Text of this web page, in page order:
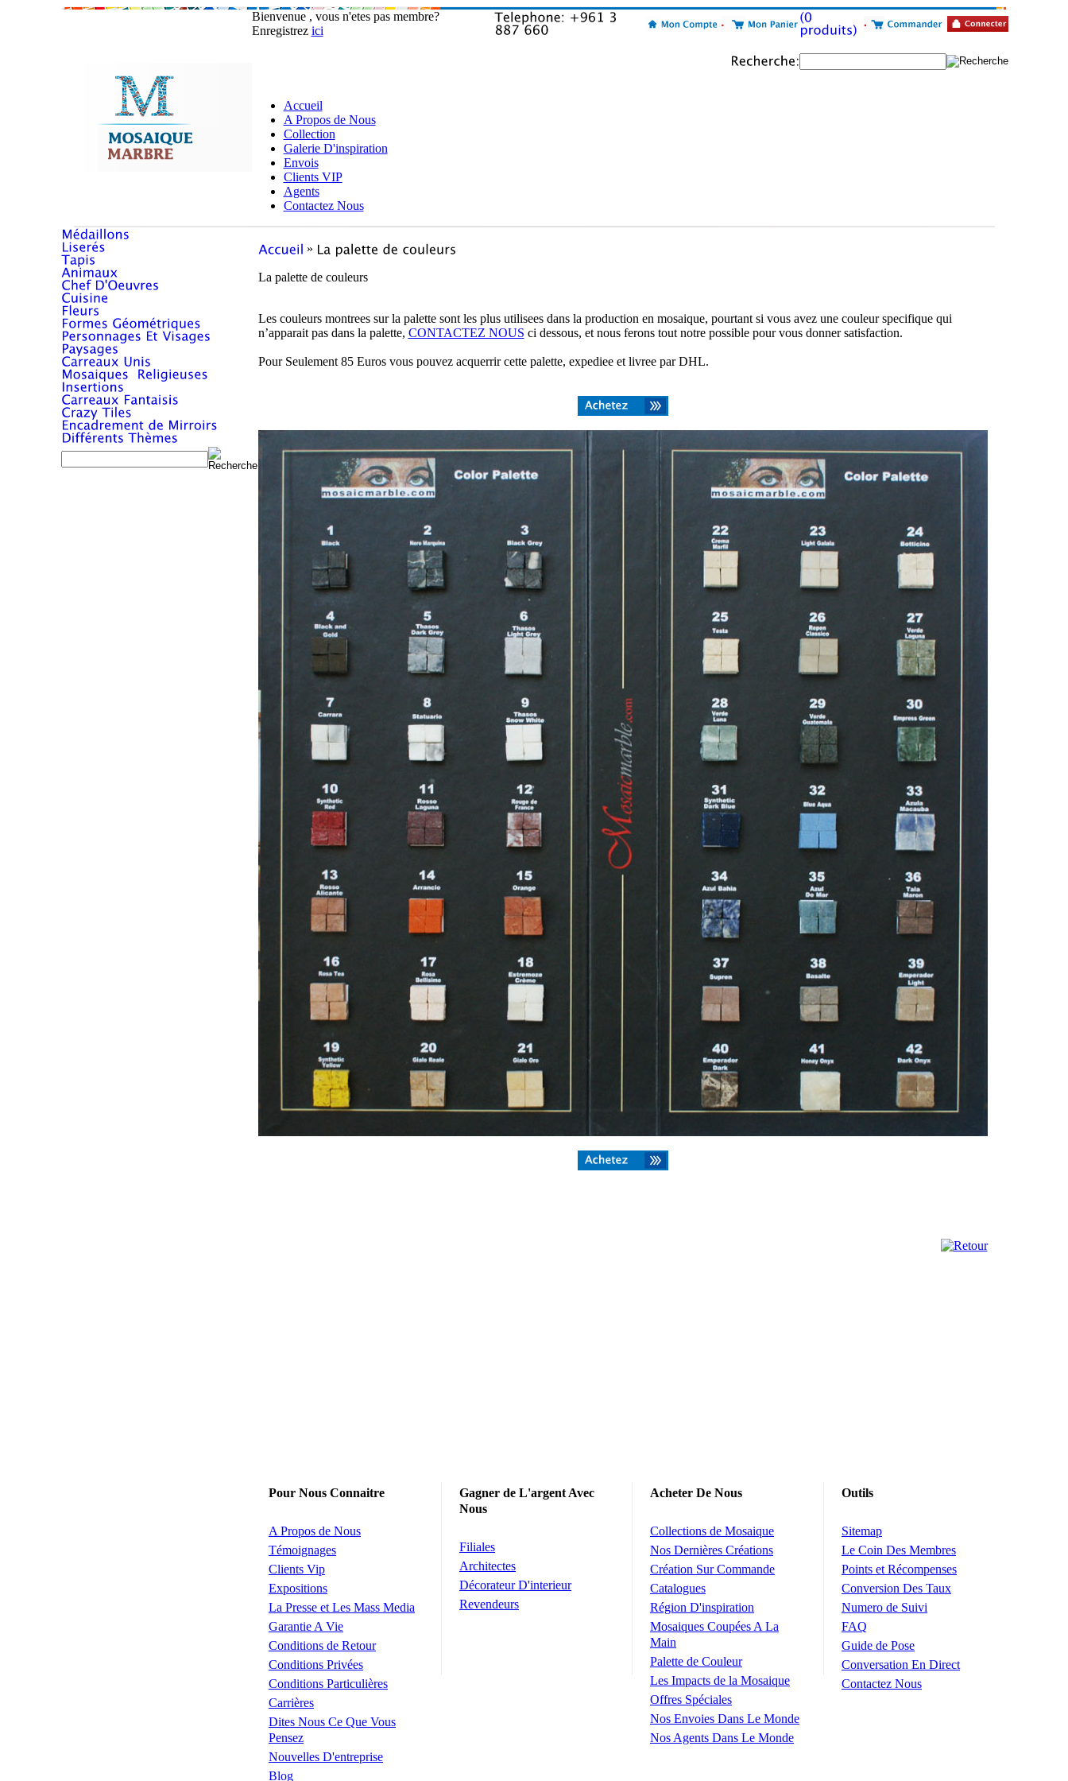
Bienvenue , vous n'etes pas membre?
Enregistrez ici
Accueil
A Propos de Nous
Collection
Galerie D'inspiration
Envois
Clients VIP
Agents
Contactez Nous
»
La palette de couleurs
Les couleurs montrees sur la palette sont les plus utilisees dans la production en mosaique, pourtant si vous avez une couleur specifique qui
n’apparait pas dans la palette, CONTACTEZ NOUS ci dessous, et nous ferons tout notre possible pour vous donner satisfaction.
Pour Seulement 85 Euros vous pouvez acquerrir cette palette, expediee et livree par DHL.
Pour Nous Connaitre
A Propos de Nous
Témoignages
Clients Vip
Expositions
La Presse et Les Mass Media
Garantie A Vie
Conditions de Retour
Conditions Privées
Conditions Particulières
Carrières
Dites Nous Ce Que Vous
Pensez
Nouvelles D'entreprise
Blog
Gagner de L'argent Avec
Nous
Filiales
Architectes
Décorateur D'interieur
Revendeurs
Acheter De Nous
Collections de Mosaique
Nos Dernières Créations
Création Sur Commande
Catalogues
Région D'inspiration
Mosaiques Coupées A La
Main
Palette de Couleur
Les Impacts de la Mosaique
Offres Spéciales
Nos Envoies Dans Le Monde
Nos Agents Dans Le Monde
Outils
Sitemap
Le Coin Des Membres
Points et Récompenses
Conversion Des Taux
Numero de Suivi
FAQ
Guide de Pose
Conversation En Direct
Contactez Nous